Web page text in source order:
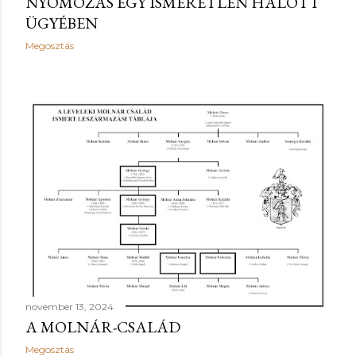
ÜGYÉBEN
Megosztás
november 13, 2024
A MOLNÁR-CSALÁD
Megosztás